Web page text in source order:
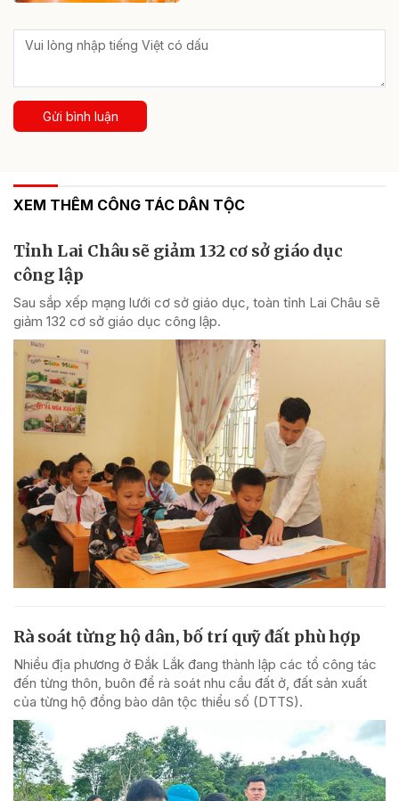
Gửi bình luận
XEM THÊM CÔNG TÁC DÂN TỘC
Tỉnh Lai Châu sẽ giảm 132 cơ sở giáo dục
công lập
Sau sắp xếp mạng lưới cơ sở giáo dục, toàn tỉnh Lai Châu sẽ
giảm 132 cơ sở giáo dục công lập.
Rà soát từng hộ dân, bố trí quỹ đất phù hợp
Nhiều địa phương ở Đắk Lắk đang thành lập các tổ công tác
đến từng thôn, buôn để rà soát nhu cầu đất ở, đất sản xuất
của từng hộ đồng bào dân tộc thiểu số (DTTS).